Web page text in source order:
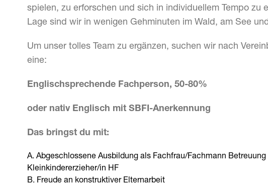
spielen, zu erforschen und sich in individuellem Tempo zu
Lage sind wir in wenigen Gehminuten im Wald, am See
Um unser tolles Team zu ergänzen, suchen wir nach
eine:
Englischsprechende Fachperson, 50-80%
oder nativ Englisch mit SBFI-Anerkennung
Das bringst du mit:
Abgeschlossene Ausbildung als Fachfrau/Fachmann
Kleinkindererzieher/in HF
Freude an konstruktiver Elternarbeit